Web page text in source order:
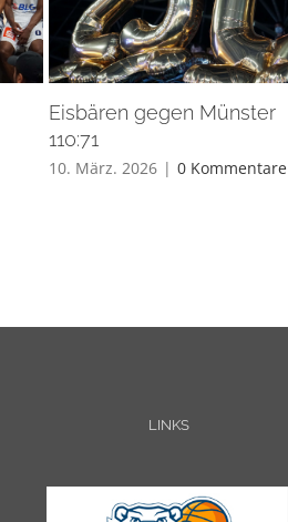
Eisbären gegen Münster
110:71
10. März. 2026 | 0 Kommentare
LINKS